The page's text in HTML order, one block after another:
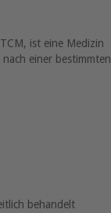
ist eine Medizin
einer bestimmten
behandelt